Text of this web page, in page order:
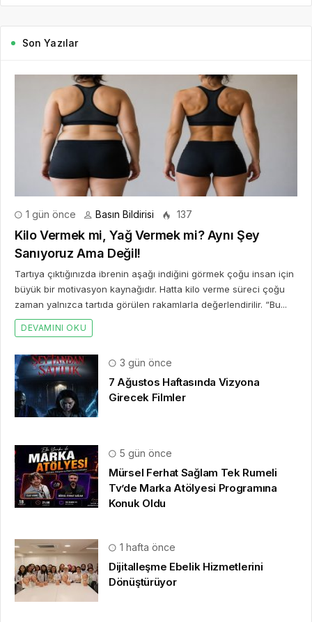
Son Yazılar
1 gün önce Basın Bildirisi 137
Kilo Vermek mi, Yağ Vermek mi? Aynı Şey
Sanıyoruz Ama Değil!
Tartıya çıktığınızda ibrenin aşağı indiğini görmek çoğu insan için
büyük bir motivasyon kaynağıdır. Hatta kilo verme süreci çoğu
zaman yalnızca tartıda görülen rakamlarla değerlendirilir. “Bu...
DEVAMINI OKU
3 gün önce
7 Ağustos Haftasında Vizyona
Girecek Filmler
5 gün önce
Mürsel Ferhat Sağlam Tek Rumeli
Tv’de Marka Atölyesi Programına
Konuk Oldu
1 hafta önce
Dijitalleşme Ebelik Hizmetlerini
Dönüştürüyor